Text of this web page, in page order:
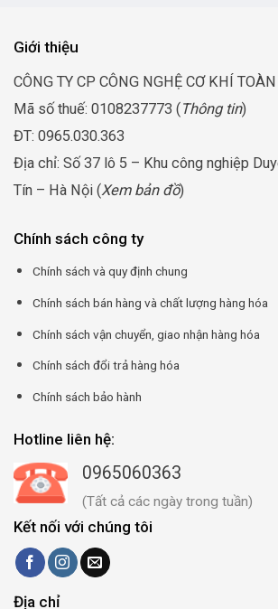
Giới thiệu
CÔNG TY CP CÔNG NGHỆ CƠ KHÍ
Mã số thuế: 0108237773 ( Thông tin)
ĐT: 0965.030.363
Địa chỉ: Số 37 lô 5 – Khu công nghiệp
Tín – Hà Nội (Xem bản đồ)
Chính sách công ty
Chính sách và quy định chung
Chính sách bán hàng và chất lượng hàng hóa
Chính sách vận chuyển, giao nhận hàng hóa
Chính sách đổi trả hàng hóa
Chính sách bảo hành
Hotline liên hệ:
0965060363
(Tất cả các ngày trong tuần)
Kết nối với chúng tôi
Địa chỉ